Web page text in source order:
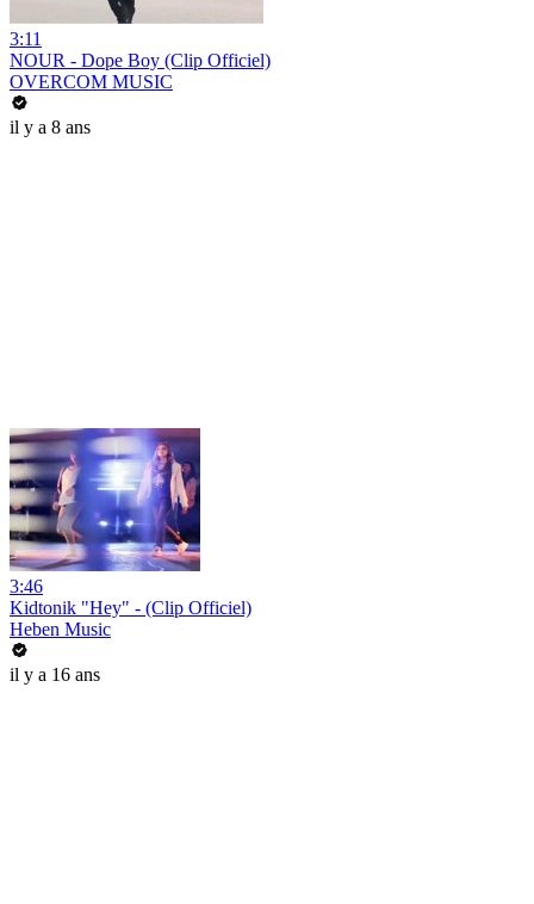
3:11
NOUR - Dope Boy (Clip Officiel)
OVERCOM MUSIC
il y a 8 ans
3:46
Kidtonik "Hey" - (Clip Officiel)
Heben Music
il y a 16 ans